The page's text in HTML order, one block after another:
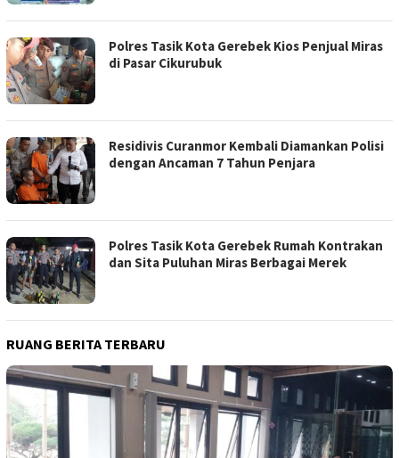
Polres Tasik Kota Gerebek Kios Penjual Miras
di Pasar Cikurubuk
Residivis Curanmor Kembali Diamankan Polisi
dengan Ancaman 7 Tahun Penjara
Polres Tasik Kota Gerebek Rumah Kontrakan
dan Sita Puluhan Miras Berbagai Merek
RUANG BERITA TERBARU